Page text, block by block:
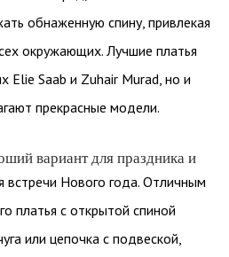
обнаженную спину, привлекая
окружающих. Лучшие платья
Elie Saab и Zuhair Murad, но и
прекрасные модели.
вариант для праздника и
встречи Нового года. Отличным
платья с открытой спиной
или цепочка с подвеской,